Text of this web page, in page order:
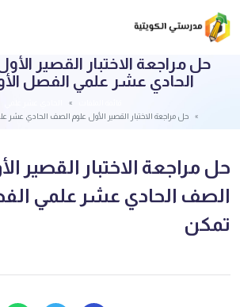
حل مراجعة الاختبار القصير
الحادي عشر علمي الفصل
حل مراجعة الاختبار القصير الأول علوم الصف الحادي عشر
حل مراجعة الاختبار القصير
الصف الحادي عشر علمي
تمكن